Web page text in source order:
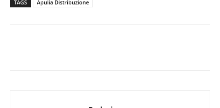
TAGS Apulia Distribuzione